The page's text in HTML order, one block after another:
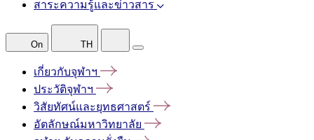
สาระความรู้และข่าวสาร
On TH
เกี่ยวกับจุฬาฯ
ประวัติจุฬาฯ
วิสัยทัศน์และยุทธศาสตร์
อัตลักษณ์มหาวิทยาลัย